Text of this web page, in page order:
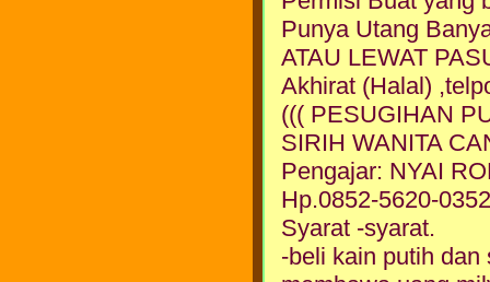
Punya Utang
ATAU LEWAT
Akhirat (Halal)
((( PESUGIHAN
SIRIH WANITA
Pengajar: NYAI
Hp.0852-5620-0352
Syarat -syarat.
-beli kain putih dan